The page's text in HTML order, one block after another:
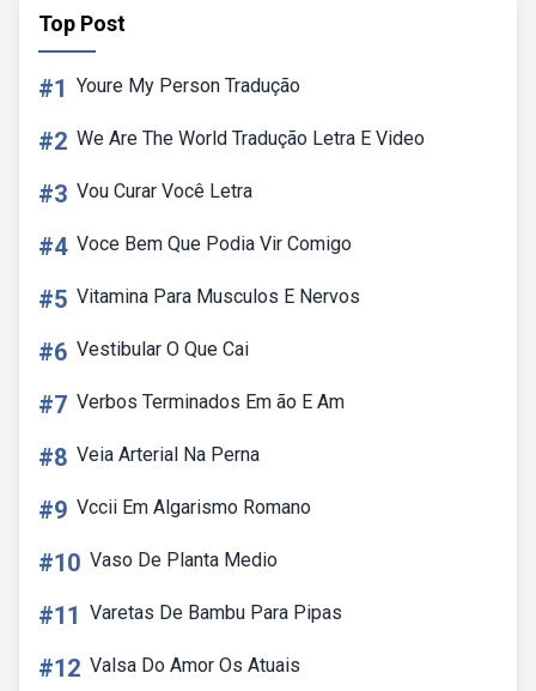
Top Post
#1 Youre My Person Tradução
#2 We Are The World Tradução Letra E Video
#3 Vou Curar Você Letra
#4 Voce Bem Que Podia Vir Comigo
#5 Vitamina Para Musculos E Nervos
#6 Vestibular O Que Cai
#7 Verbos Terminados Em ão E Am
#8 Veia Arterial Na Perna
#9 Vccii Em Algarismo Romano
#10 Vaso De Planta Medio
#11 Varetas De Bambu Para Pipas
#12 Valsa Do Amor Os Atuais